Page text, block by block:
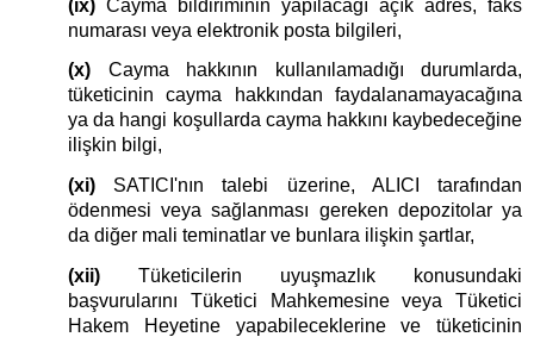
(ix) Cayma bildiriminin yapılacağı açık adres, faks
numarası veya elektronik posta bilgileri,
(x) Cayma hakkının kullanılamadığı durumlarda,
tüketicinin cayma hakkından faydalanamayacağına
ya da hangi koşullarda cayma hakkını kaybedeceğine
ilişkin bilgi,
(xi) SATICI'nın talebi üzerine, ALICI tarafından
ödenmesi veya sağlanması gereken depozitolar ya
da diğer mali teminatlar ve bunlara ilişkin şartlar,
(xii) Tüketicilerin uyuşmazlık konusundaki
başvurularını Tüketici Mahkemesine veya Tüketici
Hakem Heyetine yapabileceklerine ve tüketicinin